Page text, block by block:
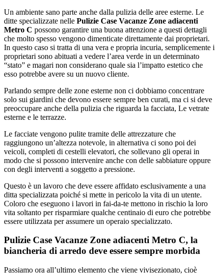
Un ambiente sano parte anche dalla pulizia delle aree esterne. Le
ditte specializzate nelle Pulizie Case Vacanze Zone adiacenti
Metro C possono garantire una buona attenzione a questi dettagli
che molto spesso vengono dimenticate direttamente dai proprietari.
In questo caso si tratta di una vera e propria incuria, semplicemente i
proprietari sono abituati a vedere l’area verde in un determinato
“stato” e magari non considerano quale sia l’impatto estetico che
esso potrebbe avere su un nuovo cliente.
Parlando sempre delle zone esterne non ci dobbiamo concentrare
solo sui giardini che devono essere sempre ben curati, ma ci si deve
preoccupare anche della pulizia che riguarda la facciata, Le vetrate
esterne e le terrazze.
Le facciate vengono pulite tramite delle attrezzature che
raggiungono un’altezza notevole, in alternativa ci sono poi dei
veicoli, completi di cestelli elevatori, che sollevano gli operai in
modo che si possono intervenire anche con delle sabbiature oppure
con degli interventi a soggetto a pressione.
Questo è un lavoro che deve essere affidato esclusivamente a una
ditta specializzata poiché si mette in pericolo la vita di un utente.
Coloro che eseguono i lavori in fai-da-te mettono in rischio la loro
vita soltanto per risparmiare qualche centinaio di euro che potrebbe
essere utilizzata per assumere un operaio specializzato.
Pulizie Case Vacanze Zone adiacenti Metro C, la
biancheria di arredo deve essere sempre morbida
Passiamo ora all’ultimo elemento che viene vivisezionato, cioè